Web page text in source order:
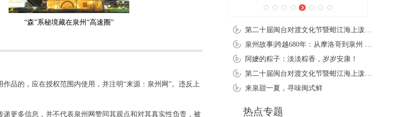
“森”系秘境藏在泉州“高速圈”
品的，应在授权范围内使用，并注明“来源：泉州网”。违反上
更多信息，并不代表泉州网赞同其观点和对其真实性负责，被
阿嬷的粽子：淡淡粽香，岁岁安康！
来泉甜一夏，寻味闽式鲜
热点专题